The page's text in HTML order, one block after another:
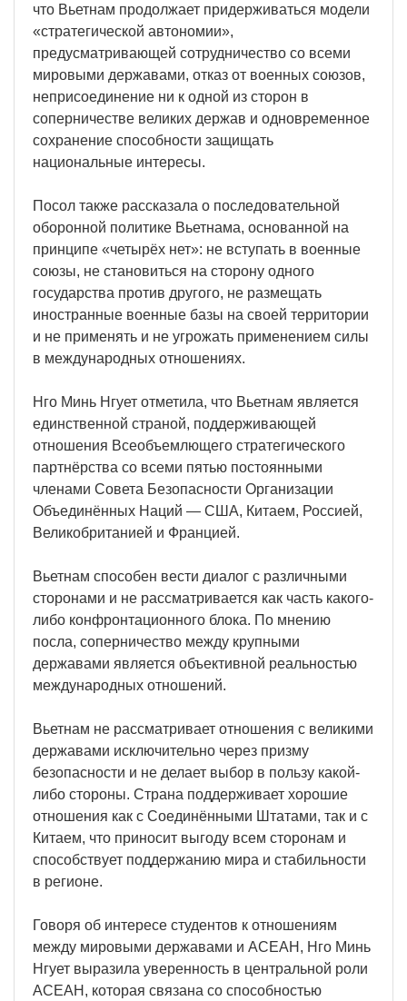
что Вьетнам продолжает придерживаться модели
«стратегической автономии»,
предусматривающей сотрудничество со всеми
мировыми державами, отказ от военных союзов,
неприсоединение ни к одной из сторон в
соперничестве великих держав и одновременное
сохранение способности защищать
национальные интересы.
Посол также рассказала о последовательной
оборонной политике Вьетнама, основанной на
принципе «четырёх нет»: не вступать в военные
союзы, не становиться на сторону одного
государства против другого, не размещать
иностранные военные базы на своей территории
и не применять и не угрожать применением силы
в международных отношениях.
Нго Минь Нгует отметила, что Вьетнам является
единственной страной, поддерживающей
отношения Всеобъемлющего стратегического
партнёрства со всеми пятью постоянными
членами Совета Безопасности Организации
Объединённых Наций — США, Китаем, Россией,
Великобританией и Францией.
Вьетнам способен вести диалог с различными
сторонами и не рассматривается как часть какого-
либо конфронтационного блока. По мнению
посла, соперничество между крупными
державами является объективной реальностью
международных отношений.
Вьетнам не рассматривает отношения с великими
державами исключительно через призму
безопасности и не делает выбор в пользу какой-
либо стороны. Страна поддерживает хорошие
отношения как с Соединёнными Штатами, так и с
Китаем, что приносит выгоду всем сторонам и
способствует поддержанию мира и стабильности
в регионе.
Говоря об интересе студентов к отношениям
между мировыми державами и АСЕАН, Нго Минь
Нгует выразила уверенность в центральной роли
АСЕАН, которая связана со способностью